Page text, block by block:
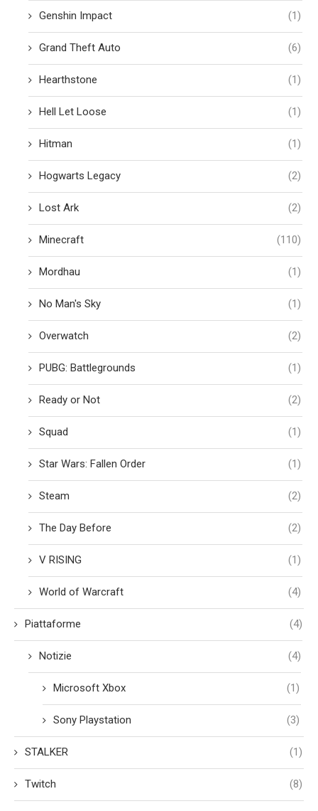
Genshin Impact (1)
Grand Theft Auto (6)
Hearthstone (1)
Hell Let Loose (1)
Hitman (1)
Hogwarts Legacy (2)
Lost Ark (2)
Minecraft (110)
Mordhau (1)
No Man's Sky (1)
Overwatch (2)
PUBG: Battlegrounds (1)
Ready or Not (2)
Squad (1)
Star Wars: Fallen Order (1)
Steam (2)
The Day Before (2)
V RISING (1)
World of Warcraft (4)
Piattaforme (4)
Notizie (4)
Microsoft Xbox (1)
Sony Playstation (3)
STALKER (1)
Twitch (8)